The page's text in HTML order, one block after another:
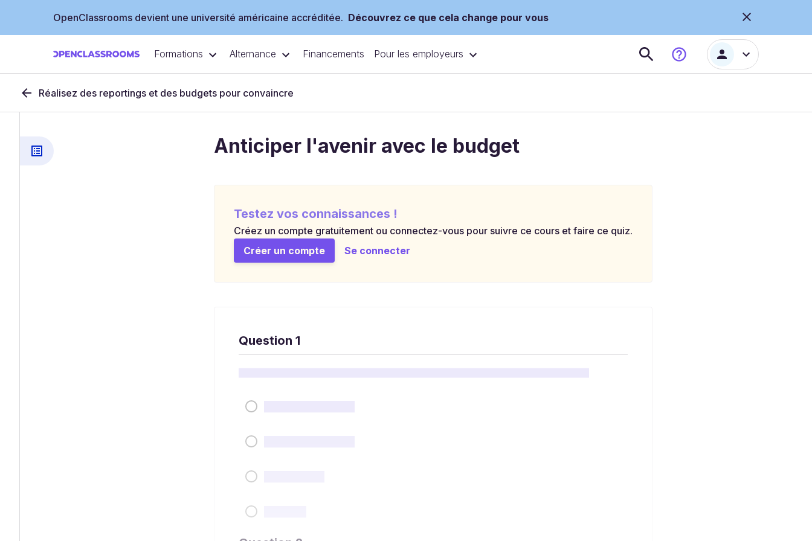
OpenClassrooms devient une université américaine accréditée. Découvrez ce que cela change pour vous
Formations Alternance Financements Pour les employeurs
Réalisez des reportings et des budgets pour convaincre
Anticiper l'avenir avec le budget
Testez vos connaissances !
Créez un compte gratuitement ou connectez-vous pour suivre ce cours et faire ce quiz.
Créer un compte
Se connecter
Question 1